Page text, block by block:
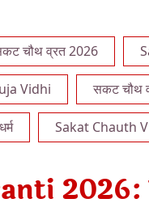
चौथ व्रत 2026
Vidhi सकट चौथ
धर्म Sakat Chauth
2026: